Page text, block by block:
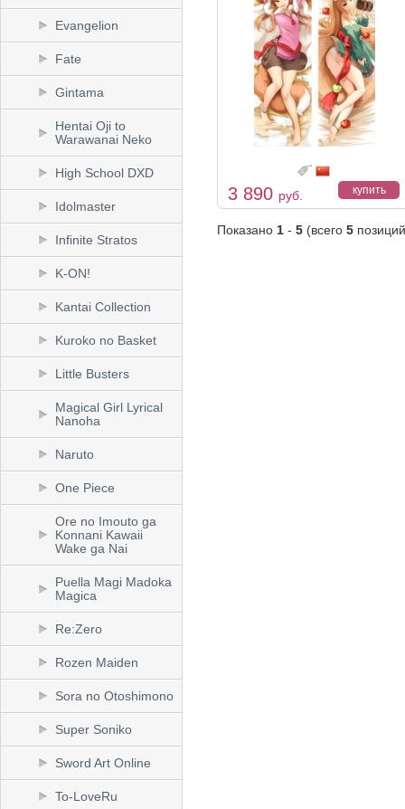
3 890 руб. купить
Показано 1 - 5 (всего 5
Evangelion
Fate
Gintama
Hentai Oji to
Warawanai Neko
High School DXD
Idolmaster
Infinite Stratos
K-ON!
Kantai Collection
Kuroko no Basket
Little Busters
Magical Girl Lyrical
Nanoha
Naruto
One Piece
Ore no Imouto ga
Konnani Kawaii
Wake ga Nai
Puella Magi Madoka
Magica
Re:Zero
Rozen Maiden
Sora no Otoshimono
Super Soniko
Sword Art Online
To-LoveRu